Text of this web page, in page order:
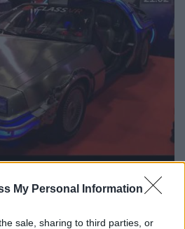
My Personal Information
sale, sharing to third parties, or
jövőjébe!